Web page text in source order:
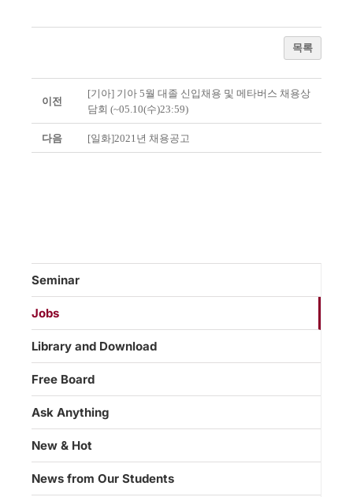
목록
이전
[기아] 기아 5월 대졸 신입채용 및 메타버스 채용상
담회 (~05.10(수)23:59)
다음 [일화]2021년 채용공고
Seminar
Jobs
Library and Download
Free Board
Ask Anything
New & Hot
News from Our Students